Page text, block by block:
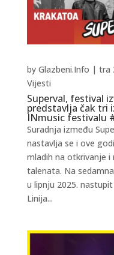
Superval, festival
predstavlja čak tri
INmusic festivalu
by Glazbeni.Info | tra
Vijesti
Suradnja između
nastavlja se i ove
mladih na otkrivanje i
talenata. Na
u lipnju 2025.
Linija...